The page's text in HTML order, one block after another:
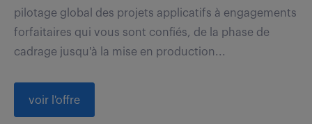
pilotage global des projets applicatifs à engagements
forfaitaires qui vous sont confiés, de la phase de
cadrage jusqu'à la mise en production...
voir l'offre